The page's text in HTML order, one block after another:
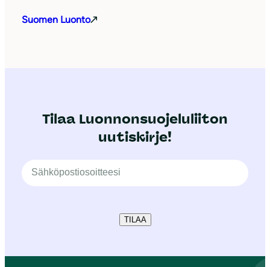
Suomen Luonto
Tilaa Luonnonsuojeluliiton
uutiskirje!
TILAA